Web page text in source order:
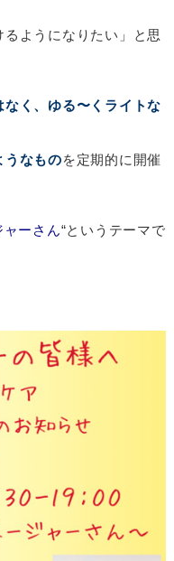
るようになりたい」と思
く、ゆる〜くライトな
うなものを定期的に開催
ーさん“というテーマで